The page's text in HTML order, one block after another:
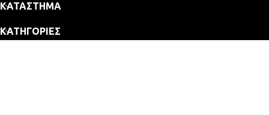
ΚΑΤΆΣΤΗΜΑ
ΚΑΤΗΓΟΡΊΕΣ